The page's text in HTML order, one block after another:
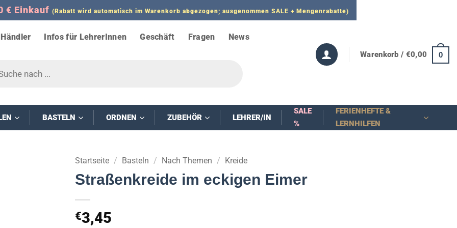
€ Einkauf (Rabatt wird automatisch im Warenkorb abgezogen; ausgenommen SALE + Mengenrabatte)
Händler Infos für LehrerInnen Geschäft Fragen News
Warenkorb / €0,00 0
BASTELN ORDNEN ZUBEHÖR LEHRER/IN
SALE
%
FERIENHEFTE &
LERNHILFEN
Startseite / Basteln / Nach Themen / Kreide
Straßenkreide im eckigen Eimer
€3,45